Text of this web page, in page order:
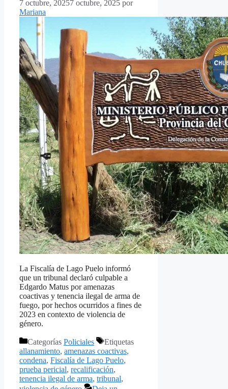
7 octubre, 20257 octubre, 2025 por
Mariana
La Fiscalía de Lago Puelo informó
que un tribunal declaró culpable a
Edgardo Matus por amenazas
coactivas y tenencia ilegal de arma de
fuego, por hechos ocurridos a fines de
2023 en contexto de violencia de
género.
Categorías Policiales
Etiquetas
allanamiento, amenazas coactivas,
condena, Fiscalía de Lago Puelo,
prueba pericial, recalificación,
tenencia ilegal de arma, tribunal,